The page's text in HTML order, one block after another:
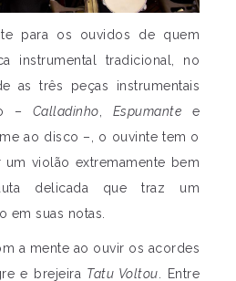
para os ouvidos de quem
instrumental tradicional, no
as três peças instrumentais
– Calladinho Espumante e
ao disco –, o ouvinte tem o
violão extremamente bem
delicada que traz um
em suas notas.
a mente ao ouvir os acordes
e brejeira Tatu Voltou . Entre